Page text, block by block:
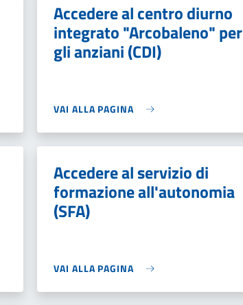
Accedere al centro diurno
integrato "Arcobaleno" per
gli anziani (CDI)
VAI ALLA PAGINA
Accedere al servizio di
formazione all'autonomia
(SFA)
VAI ALLA PAGINA